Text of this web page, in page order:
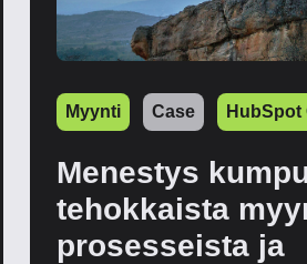
Myynti Case HubSpot
Menestys
tehokkaista
prosesseista ja